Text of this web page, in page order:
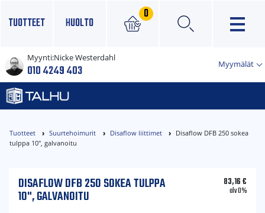
TUOTTEET HUOLTO
0
×
Myynti:Nicke Westerdahl
010 4249 403 Myymälät
Tuotteet Suurtehoimurit Disaflow liittimet
Disaflow DFB 250 sokea
tulppa 10", galvanoitu
DISAFLOW DFB 250 SOKEA TULPPA
10", GALVANOITU
83,16€
alv 0%